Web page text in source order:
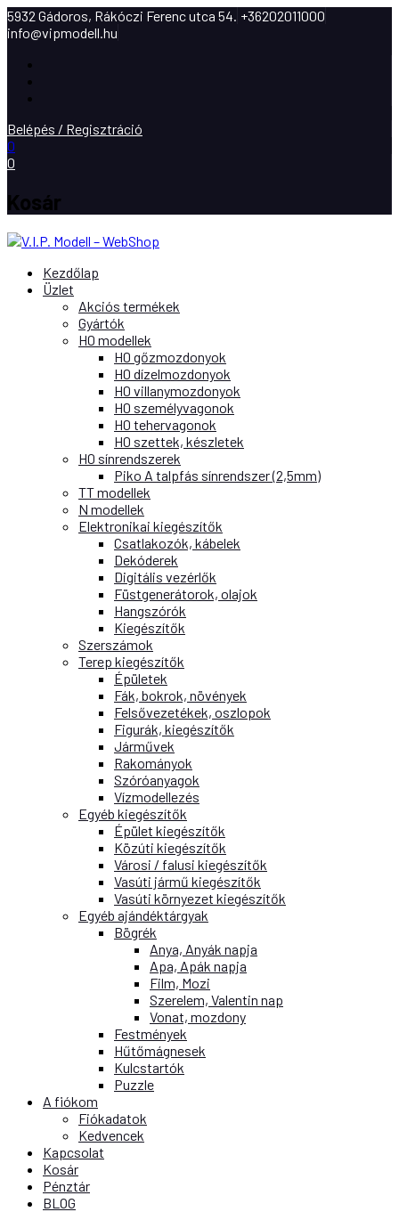
5932 Gádoros, Rákóczi Ferenc utca 54. +36202011000
info@vipmodell.hu
Belépés / Regisztráció
0
0
Kosár
Kezdőlap
Üzlet
Akciós termékek
Gyártók
H0 modellek
H0 gőzmozdonyok
H0 dízelmozdonyok
H0 villanymozdonyok
H0 személyvagonok
H0 tehervagonok
H0 szettek, készletek
H0 sínrendszerek
Piko A talpfás sínrendszer (2,5mm)
TT modellek
N modellek
Elektronikai kiegészítők
Csatlakozók, kábelek
Dekóderek
Digitális vezérlők
Füstgenerátorok, olajok
Hangszórók
Kiegészítők
Szerszámok
Terep kiegészítők
Épületek
Fák, bokrok, növények
Felsővezetékek, oszlopok
Figurák, kiegészítők
Járművek
Rakományok
Szóróanyagok
Vízmodellezés
Egyéb kiegészítők
Épület kiegészítők
Közúti kiegészítők
Városi / falusi kiegészítők
Vasúti jármű kiegészítők
Vasúti környezet kiegészítők
Egyéb ajándéktárgyak
Bögrék
Anya, Anyák napja
Apa, Apák napja
Film, Mozi
Szerelem, Valentin nap
Vonat, mozdony
Festmények
Hűtőmágnesek
Kulcstartók
Puzzle
A fiókom
Fiókadatok
Kedvencek
Kapcsolat
Kosár
Pénztár
BLOG